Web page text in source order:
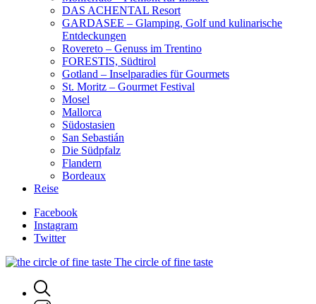
DAS ACHENTAL Resort
GARDASEE – Glamping, Golf und kulinarische
Entdeckungen
Rovereto – Genuss im Trentino
FORESTIS, Südtirol
Gotland – Inselparadies für Gourmets
St. Moritz – Gourmet Festival
Mosel
Mallorca
Südostasien
San Sebastián
Die Südpfalz
Flandern
Bordeaux
Reise
Facebook
Instagram
Twitter
The circle of fine taste